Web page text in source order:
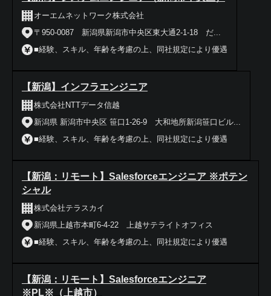
オーエムネットワーク株式会社
〒950-0087 新潟県新潟市中央区東大通2-1-18 だ...
■経験、スキル、年齢を考慮の上、同社規定により優遇
【新潟】インフラエンジニア
株式会社NTTデータ信越
新潟県 新潟市中央区 笹口1-26-9 大和地所新潟笹口ビル...
■経験、スキル、年齢を考慮の上、同社規定により優遇
【新潟：リモート】Salesforceエンジニア ※ポテン
シャル
株式会社テラスカイ
新潟県上越市本町6-4-22 上越サテライトオフィス
■経験、スキル、年齢を考慮の上、同社規定により優遇
【新潟：リモート】Salesforceエンジニア
※PL※（上越市）